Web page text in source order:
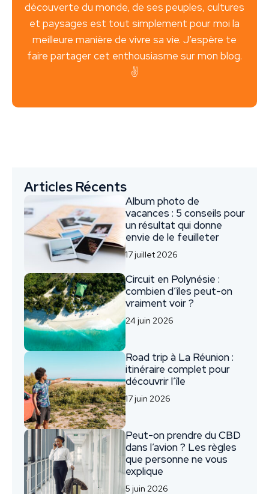
découverte du monde, de ses peuples, cultures
et paysages est tout simplement pour moi la
meilleure manière de vivre sa vie. J’espère te
faire partager cet enthousiasme sur mon blog.
✌️
Articles Récents
Album photo de
vacances : 5 conseils pour
un résultat qui donne
envie de le feuilleter
17 juillet 2026
Circuit en Polynésie :
combien d’îles peut-on
vraiment voir ?
24 juin 2026
Road trip à La Réunion :
itinéraire complet pour
découvrir l’île
17 juin 2026
Peut-on prendre du CBD
dans l’avion ? Les règles
que personne ne vous
explique
5 juin 2026